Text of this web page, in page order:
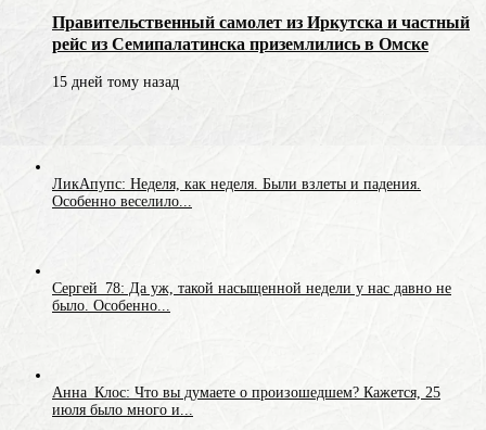
Правительственный самолет из Иркутска и частный
рейс из Семипалатинска приземлились в Омске
15 дней тому назад
ЛикАпупс: Неделя, как неделя. Были взлеты и падения.
Особенно веселило...
Сергей_78: Да уж, такой насыщенной недели у нас давно не
было. Особенно...
Анна_Клос: Что вы думаете о произошедшем? Кажется, 25
июля было много и...